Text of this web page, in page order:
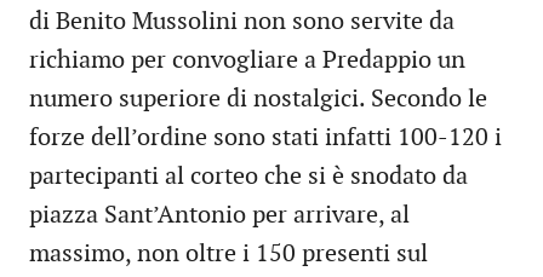
di Benito Mussolini non sono servite da
richiamo per convogliare a Predappio un
numero superiore di nostalgici. Secondo le
forze dell’ordine sono stati infatti 100-120 i
partecipanti al corteo che si è snodato da
piazza Sant’Antonio per arrivare, al
massimo, non oltre i 150 presenti sul